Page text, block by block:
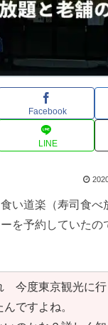
Facebook
LINE
い道楽（寿司食べ
を予約していたの
今度東京観光に行
ですよね。